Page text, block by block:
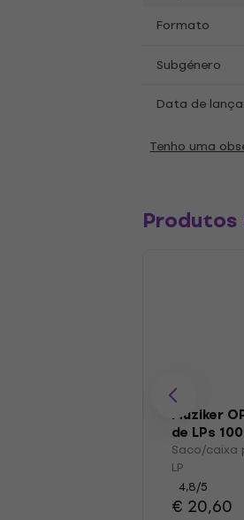
Formato
Subgénero
Data de
Tenho uma
Muziker
de LPs 100
Saco/caixa
LP
4,8/5
€ 20,60